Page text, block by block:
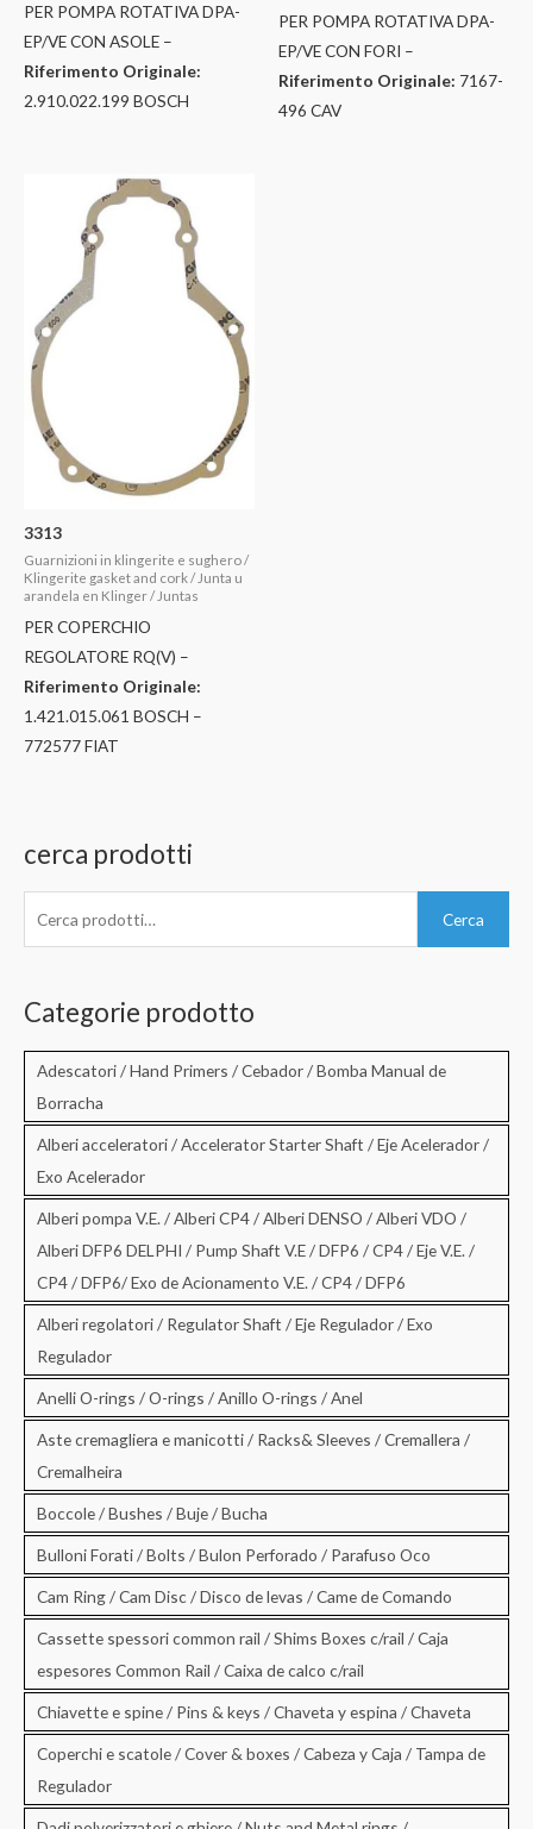
PER POMPA ROTATIVA DPA-
EP/VE CON ASOLE –
Riferimento Originale:
2.910.022.199 BOSCH
PER POMPA ROTATIVA DPA-
EP/VE CON FORI –
Riferimento Originale: 7167-
496 CAV
3313
Guarnizioni in klingerite e sughero /
Klingerite gasket and cork / Junta u
arandela en Klinger / Juntas
PER COPERCHIO
REGOLATORE RQ(V) –
Riferimento Originale:
1.421.015.061 BOSCH –
772577 FIAT
cerca prodotti
c
Cerca
Categorie prodotto
Adescatori / Hand Primers / Cebador / Bomba Manual de
Borracha
Alberi acceleratori / Accelerator Starter Shaft / Eje Acelerador /
Exo Acelerador
Alberi pompa V.E. / Alberi CP4 / Alberi DENSO / Alberi VDO /
Alberi DFP6 DELPHI / Pump Shaft V.E / DFP6 / CP4 / Eje V.E. /
CP4 / DFP6/ Exo de Acionamento V.E. / CP4 / DFP6
Alberi regolatori / Regulator Shaft / Eje Regulador / Exo
Regulador
Anelli O-rings / O-rings / Anillo O-rings / Anel
Aste cremagliera e manicotti / Racks& Sleeves / Cremallera /
Cremalheira
Boccole / Bushes / Buje / Bucha
Bulloni Forati / Bolts / Bulon Perforado / Parafuso Oco
Cam Ring / Cam Disc / Disco de levas / Came de Comando
Cassette spessori common rail / Shims Boxes c/rail / Caja
espesores Common Rail / Caixa de calco c/rail
Chiavette e spine / Pins & keys / Chaveta y espina / Chaveta
Coperchi e scatole / Cover & boxes / Cabeza y Caja / Tampa de
Regulador